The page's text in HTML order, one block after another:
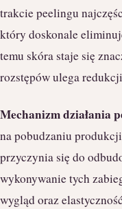
trakcie peelingu
który doskonale
temu skóra staje się
rozstępów ulega
Mechanizm działania
na pobudzaniu
przyczynia się do
wykonywanie tych
wygląd oraz